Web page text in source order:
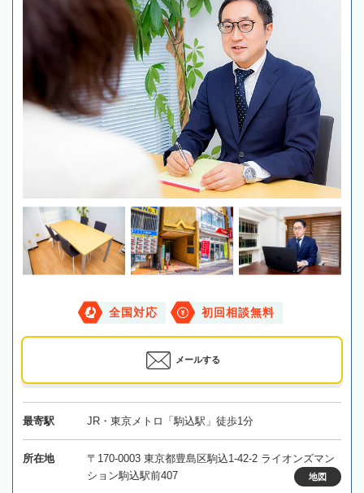
全国対応 初回相談無料
メールする
最寄駅 JR・東京メトロ「駒込駅」徒歩1分
所在地
〒170-0003 東京都豊島区駒込1-42-2 ライオンズマン
ション駒込駅前407
地図